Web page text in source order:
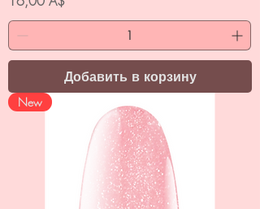
Добавить в корзину
New